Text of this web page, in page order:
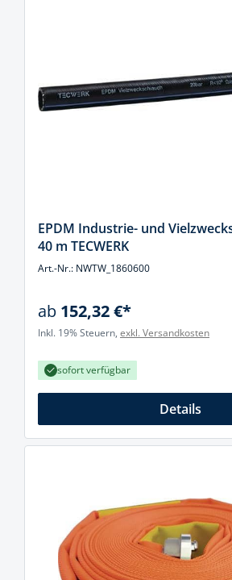
EPDM Industrie- und
40 m TECWERK
Art.-Nr.: NWTW_1860600
ab 152,32 €*
Inkl. 19% Steuern, exkl. Versandkosten
sofort verfügbar
Details